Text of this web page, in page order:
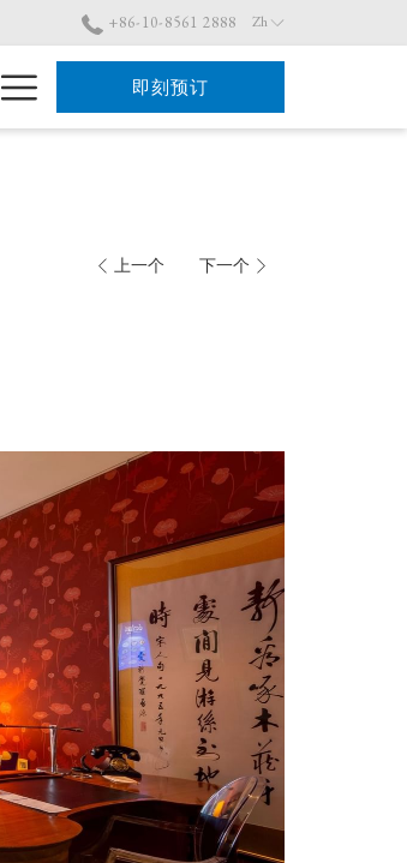
+86-10-8561 2888 Zh
Hamburger
Menu 即刻预订
上一个 下一个